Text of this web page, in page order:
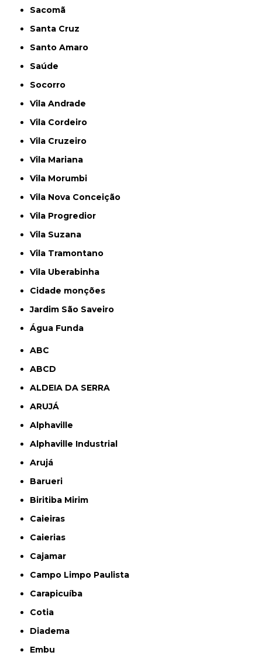
Sacomã
Santa Cruz
Santo Amaro
Saúde
Socorro
Vila Andrade
Vila Cordeiro
Vila Cruzeiro
Vila Mariana
Vila Morumbi
Vila Nova Conceição
Vila Progredior
Vila Suzana
Vila Tramontano
Vila Uberabinha
cidade monções
jardim São Saveiro
Água Funda
ABC
ABCD
ALDEIA DA SERRA
ARUJÁ
Alphaville
Alphaville Industrial
Arujá
Barueri
Biritiba Mirim
Caieiras
Caierias
Cajamar
Campo Limpo Paulista
Carapicuíba
Cotia
Diadema
Embu